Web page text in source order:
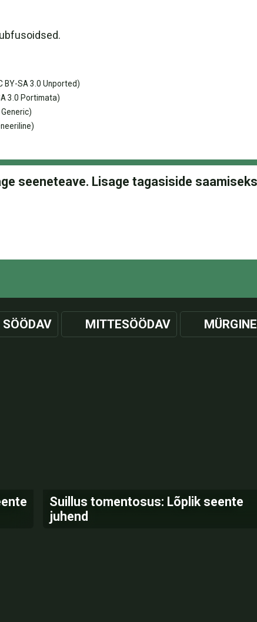
BY-SA 3.0 Unported)
3.0 Portimata)
SÖÖDAV MITTESÖÖDAV MÜRGINE
Suillus tomentosus: Lõplik seente
juhend